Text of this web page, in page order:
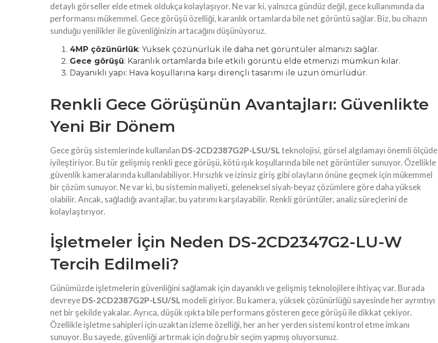
detaylı görseller elde etmek oldukça kolaylaşıyor. Ne var ki, yalnızca gündüz değil, gece kullanımında da
performansı mükemmel. Gece görüşü özelliği, karanlık ortamlarda bile net görüntü sağlar. Biz, bu cihazın
sunduğu yenilikler ile güvenliğinizin artacağını düşünüyoruz.
4MP çözünürlük: Yüksek çözünürlük ile daha net görüntüler almanızı sağlar.
Gece görüşü: Karanlık ortamlarda bile etkili görüntü elde etmenizi mümkün kılar.
Dayanıklı yapı: Hava koşullarına karşı dirençli tasarımı ile uzun ömürlüdür.
Renkli Gece Görüşünün Avantajları: Güvenlikte
Yeni Bir Dönem
Gece görüş sistemlerinde kullanılan DS-2CD2387G2P-LSU/SLteknolojisi, görsel algılamayı önemli ölçüde
iyileştiriyor. Bu tür gelişmiş renkli gece görüşü, kötü ışık koşullarında bile net görüntüler sunuyor. Özellikle
güvenlik kameralarında kullanılabiliyor. Hırsızlık ve izinsiz giriş gibi olayların önüne geçmek için mükemmel
bir çözüm sunuyor. Ne var ki, bu sistemin maliyeti, geleneksel siyah-beyaz çözümlere göre daha yüksek
olabilir. Ancak, sağladığı avantajlar, bu yatırımı karşılayabilir. Renkli görüntüler, analiz süreçlerini de
kolaylaştırıyor.
İşletmeler İçin Neden DS-2CD2347G2-LU-W
Tercih Edilmeli?
Günümüzde işletmelerin güvenliğini sağlamak için dayanıklı ve gelişmiş teknolojilere ihtiyaç var. Burada
devreyeDS-2CD2387G2P-LSU/SL modeli giriyor. Bu kamera, yüksek çözünürlüğü sayesinde her ayrıntıyı
net bir şekilde yakalar. Ayrıca, düşük ışıkta bile performans gösteren gece görüşü ile dikkat çekiyor.
Özellikle işletme sahipleri için uzaktan izleme özelliği, her an her yerden sistemi kontrol etme imkanı
sunuyor. Bu sayede, güvenliği artırmak için doğru bir seçim yapmış oluyorsunuz.